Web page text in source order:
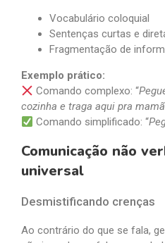
Vocabulário coloquial
Sentenças curtas e
Fragmentação de
Exemplo prático:
Comando complexo: “
cozinha e traga aqui pra
Comando simplificado: “
Comunicação não
universal
Desmistificando crenças
Ao contrário do que se fala,